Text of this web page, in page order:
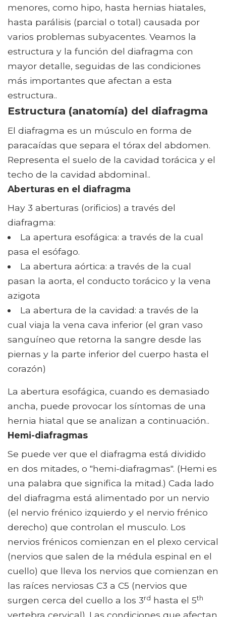
menores, como hipo, hasta hernias hiatales,
hasta parálisis (parcial o total) causada por
varios problemas subyacentes. Veamos la
estructura y la función del diafragma con
mayor detalle, seguidas de las condiciones
más importantes que afectan a esta
estructura..
Estructura (anatomía) del diafragma
El diafragma es un músculo en forma de
paracaídas que separa el tórax del abdomen.
Representa el suelo de la cavidad torácica y el
techo de la cavidad abdominal..
Aberturas en el diafragma
Hay 3 aberturas (orificios) a través del
diafragma:
La apertura esofágica: a través de la cual
pasa el esófago.
La abertura aórtica: a través de la cual
pasan la aorta, el conducto torácico y la vena
azigota
La abertura de la cavidad: a través de la
cual viaja la vena cava inferior (el gran vaso
sanguíneo que retorna la sangre desde las
piernas y la parte inferior del cuerpo hasta el
corazón)
La abertura esofágica, cuando es demasiado
ancha, puede provocar los síntomas de una
hernia hiatal que se analizan a continuación..
Hemi-diafragmas
Se puede ver que el diafragma está dividido
en dos mitades, o "hemi-diafragmas". (Hemi es
una palabra que significa la mitad.) Cada lado
del diafragma está alimentado por un nervio
(el nervio frénico izquierdo y el nervio frénico
derecho) que controlan el musculo. Los
nervios frénicos comienzan en el plexo cervical
(nervios que salen de la médula espinal en el
cuello) que lleva los nervios que comienzan en
las raíces nerviosas C3 a C5 (nervios que
surgen cerca del cuello a los 3rd hasta el 5th